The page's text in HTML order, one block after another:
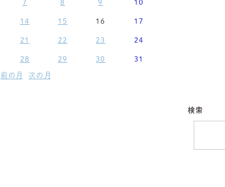
7 8 9 10
14 15 16 17
21 22 23 24
28 29 30 31
前の月 次の月
検索